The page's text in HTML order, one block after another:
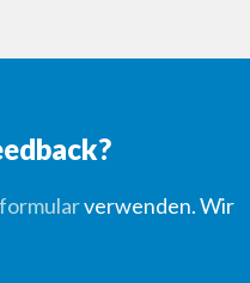
verwenden. Wir